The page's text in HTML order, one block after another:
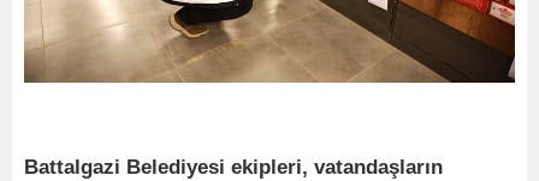
Battalgazi Belediyesi ekipleri, vatandaşların